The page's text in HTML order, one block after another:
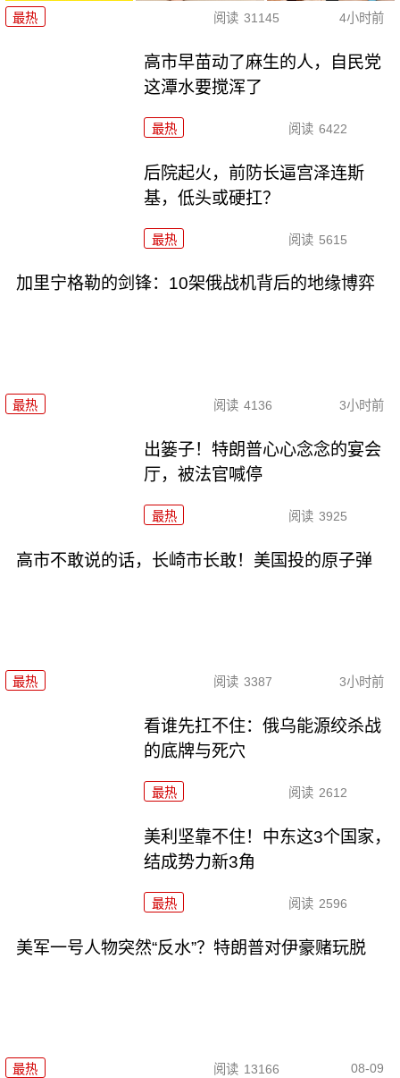
最热 阅读 31145 4小时前
高市早苗动了麻生的人，自民党
这潭水要搅浑了
最热 阅读 6422
后院起火，前防长逼宫泽连斯
基，低头或硬扛？
最热 阅读 5615
加里宁格勒的剑锋：10架俄战机背后的地缘博弈
最热 阅读 4136 3小时前
出篓子！特朗普心心念念的宴会
厅，被法官喊停
最热 阅读 3925
高市不敢说的话，长崎市长敢！美国投的原子弹
最热 阅读 3387 3小时前
看谁先扛不住：俄乌能源绞杀战
的底牌与死穴
最热 阅读 2612
美利坚靠不住！中东这3个国家，
结成势力新3角
最热 阅读 2596
美军一号人物突然“反水”？特朗普对伊豪赌玩脱
最热 阅读 13166 08-09